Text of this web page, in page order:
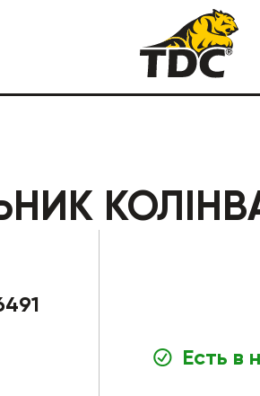
СПЕЦТЕХНИКА
Есть в